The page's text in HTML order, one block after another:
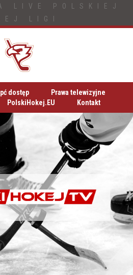
LIVE POLSKIEJ
LIGI
dostęp
Prawa telewizyjne
PolskiHokej.EU Kontakt